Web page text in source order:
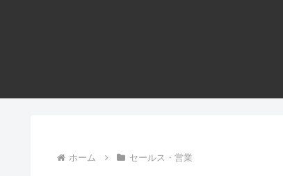
ホーム セールス・営業